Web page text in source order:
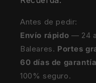
Antes de pedir:
Envío rápido — 24
Baleares. Portes
60 días de garantía
100% seguro.